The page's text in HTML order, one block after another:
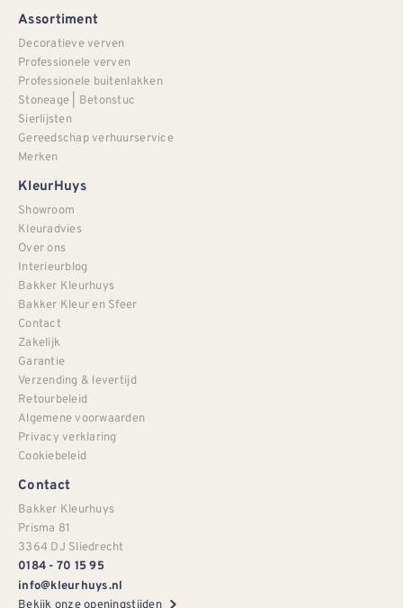
Assortiment
Decoratieve verven
Professionele verven
Professionele buitenlakken
Stoneage | Betonstuc
Sierlijsten
Gereedschap verhuurservice
Merken
KleurHuys
Showroom
Kleuradvies
Over ons
Interieurblog
Bakker Kleurhuys
Bakker Kleur en Sfeer
Contact
Zakelijk
Garantie
Verzending & levertijd
Retourbeleid
Algemene voorwaarden
Privacy verklaring
Cookiebeleid
Contact
Bakker Kleurhuys
Prisma 81
3364 DJ Sliedrecht
0184 - 70 15 95
info@kleurhuys.nl
Bekijk onze openingstijden